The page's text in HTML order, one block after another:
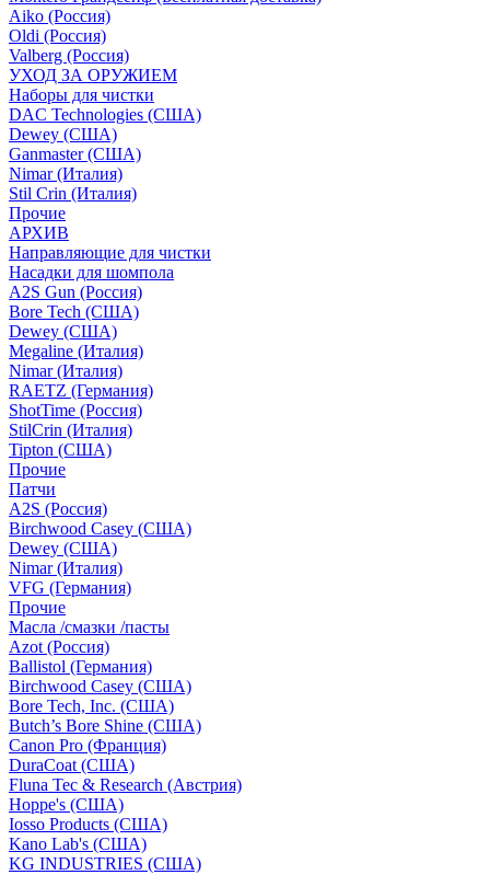
Aiko (Россия)
Oldi (Россия)
Valberg (Россия)
УХОД ЗА ОРУЖИЕМ
Наборы для чистки
DAC Technologies (США)
Dewey (США)
Ganmaster (США)
Nimar (Италия)
Stil Crin (Италия)
Прочие
АРХИВ
Направляющие для чистки
Насадки для шомпола
A2S Gun (Россия)
Bore Tech (США)
Dewey (США)
Megaline (Италия)
Nimar (Италия)
RAETZ (Германия)
ShotTime (Россия)
StilCrin (Италия)
Tipton (США)
Прочие
Патчи
A2S (Россия)
Birchwood Casey (США)
Dewey (США)
Nimar (Италия)
VFG (Германия)
Прочие
Масла /смазки /пасты
Azot (Россия)
Ballistol (Германия)
Birchwood Casey (США)
Bore Tech, Inc. (США)
Butch’s Bore Shine (СШA)
Canon Pro (Франция)
DuraCoat (США)
Fluna Tec & Research (Австрия)
Hoppe's (США)
Iosso Products (США)
Kano Lab's (США)
KG INDUSTRIES (США)